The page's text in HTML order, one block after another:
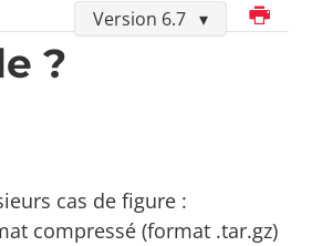
Version 6.7Imprimer
?
cas de figure :
compressé (format .tar.gz)